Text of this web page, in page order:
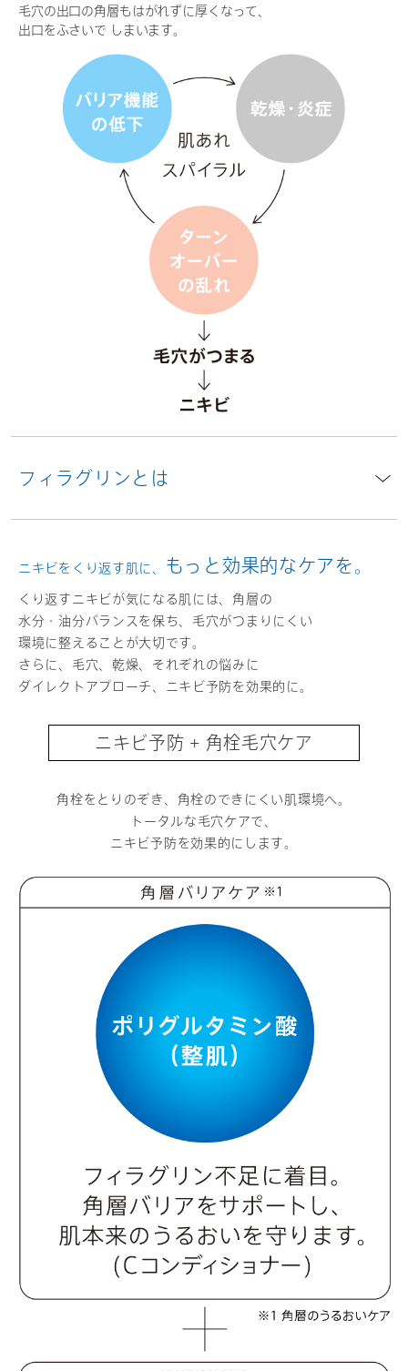
毛穴の出口の角層もはがれずに厚くなって、
出口をふさいで しまいます。
フィラグリンとは
ニキビをくり返す肌に、 もっと効果的なケアを。​
くり返すニキビが気になる肌には、角層の
水分・油分バランスを保ち、毛穴がつまりにくい
環境に整えることが大切です。
さらに、毛穴、乾燥、それぞれの悩みに
ダイレクトアプローチ、ニキビ予防を効果的に。
ニキビ予防 + 角栓毛穴ケア
角栓をとりのぞき、角栓のできにくい肌環境へ。
トータルな毛穴ケアで、
ニキビ予防を効果的にします。